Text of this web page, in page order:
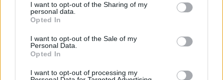
I want to opt-out of the Sharing of my
personal data.
Opted In
I want to opt-out of the Sale of my
Personal Data.
Opted In
I want to opt-out of processing my